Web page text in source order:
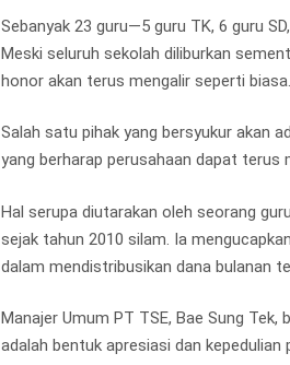
Sebanyak 23 guru—5 guru TK, 6 guru
Meski seluruh sekolah diliburkan
honor akan terus mengalir seperti biasa.
Salah satu pihak yang bersyukur akan
yang berharap perusahaan dapat terus
Hal serupa diutarakan oleh seorang
sejak tahun 2010 silam. Ia
dalam mendistribusikan dana bulanan
Manajer Umum PT TSE, Bae Sung
adalah bentuk apresiasi dan